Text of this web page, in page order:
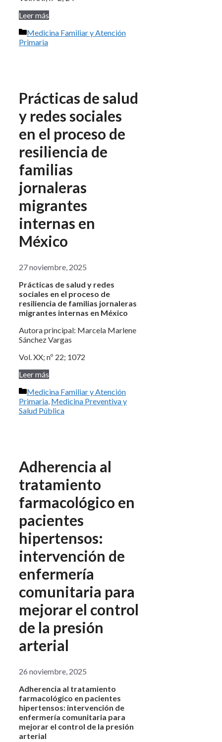
Leer más
Categorías
Medicina Familiar y Atención
Primaria
Prácticas de salud
y redes sociales
en el proceso de
resiliencia de
familias
jornaleras
migrantes
internas en
México
27 noviembre, 2025
Prácticas de salud y redes
sociales en el proceso de
resiliencia de familias jornaleras
migrantes internas en México
Autora principal: Marcela Marlene
Sánchez Vargas
Vol. XX; nº 22; 1072
Leer más
Categorías
Medicina Familiar y Atención
Primaria, Medicina Preventiva y
Salud Pública
Adherencia al
tratamiento
farmacológico en
pacientes
hipertensos:
intervención de
enfermería
comunitaria para
mejorar el control
de la presión
arterial
26 noviembre, 2025
Adherencia al tratamiento
farmacológico en pacientes
hipertensos: intervención de
enfermería comunitaria para
mejorar el control de la presión
arterial